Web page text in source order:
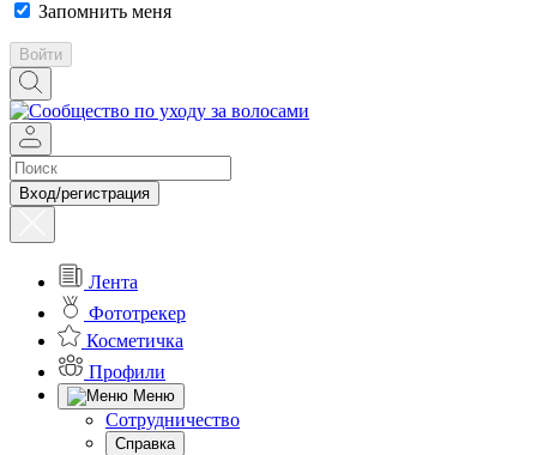
Запомнить меня
Войти
Вход/регистрация
Лента
Фототрекер
Косметичка
Профили
Меню
Сотрудничество
Справка